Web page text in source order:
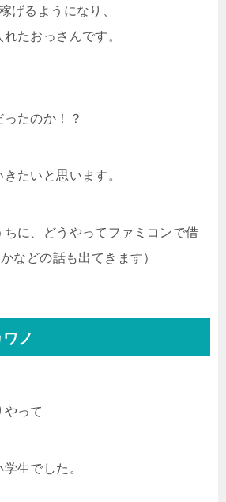
げるようになり、
たおっさんです。
たのか！？
たいと思います。
ちに、どうやってファミコンで借
などの話も出てきます）
ノ
やって
生でした。